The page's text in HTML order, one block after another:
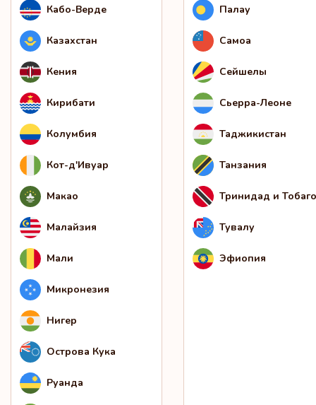
Кабо-Верде
Казахстан
Кения
Кирибати
Колумбия
Кот-д'Ивуар
Макао
Малайзия
Мали
Микронезия
Нигер
Острова Кука
Руанда
Палау
Самоа
Сейшелы
Сьерра-Леоне
Таджикистан
Танзания
Тринидад и Тобаго
Тувалу
Эфиопия